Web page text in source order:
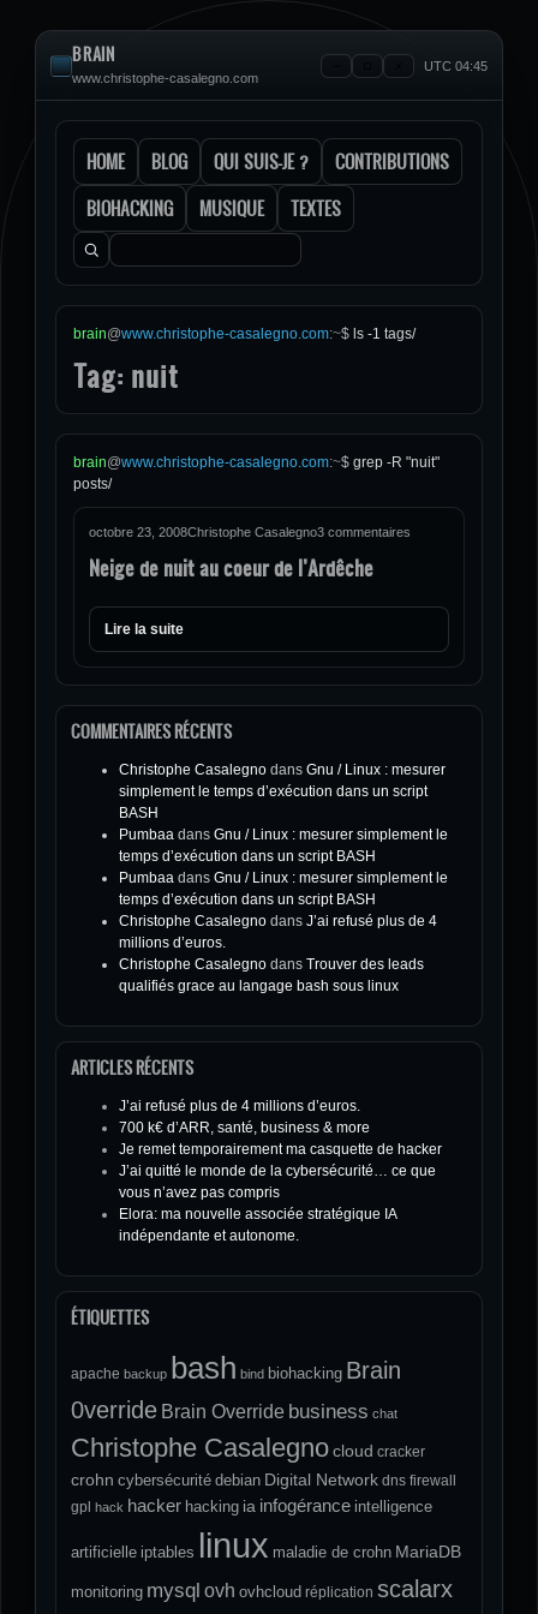
BRAIN
www.christophe-casalegno.com
UTC 04:45
HOME BLOG QUI SUIS-JE ?
CONTRIBUTIONS
BIOHACKING
MUSIQUE TEXTES
Rechercher :
brain@www.christophe-casalegno.com:~$ ls -1 tags/
Tag: nuit
brain@www.christophe-casalegno.com:~$ grep -R "nuit"
posts/
octobre 23, 2008Christophe Casalegno3 commentaires
Neige de nuit au coeur de l’Ardêche
Lire la suite
COMMENTAIRES RÉCENTS
Christophe Casalegno dans Gnu / Linux : mesurer
simplement le temps d’exécution dans un script
BASH
Pumbaa dans Gnu / Linux : mesurer simplement le
temps d’exécution dans un script BASH
Pumbaa dans Gnu / Linux : mesurer simplement le
temps d’exécution dans un script BASH
Christophe Casalegno dans J’ai refusé plus de 4
millions d’euros.
Christophe Casalegno dans Trouver des leads
qualifiés grace au langage bash sous linux
ARTICLES RÉCENTS
J’ai refusé plus de 4 millions d’euros.
700 k€ d’ARR, santé, business & more
Je remet temporairement ma casquette de hacker
J’ai quitté le monde de la cybersécurité… ce que
vous n’avez pas compris
Elora: ma nouvelle associée stratégique IA
indépendante et autonome.
ÉTIQUETTES
apache backup bash bind biohacking Brain
0verride Brain Override business chat
Christophe Casalegnocloud cracker
crohn cybersécurité debian Digital Network dns firewall
gpl hack hacker hacking ia infogérance intelligence
artificielle iptables linux maladie de crohn MariaDB
monitoring mysql ovh ovhcloud réplication scalarx